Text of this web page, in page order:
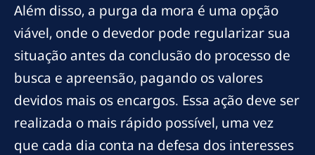
Além disso, a purga da mora é uma opção
viável, onde o devedor pode regularizar sua
situação antes da conclusão do processo de
busca e apreensão, pagando os valores
devidos mais os encargos. Essa ação deve ser
realizada o mais rápido possível, uma vez
que cada dia conta na defesa dos interesses